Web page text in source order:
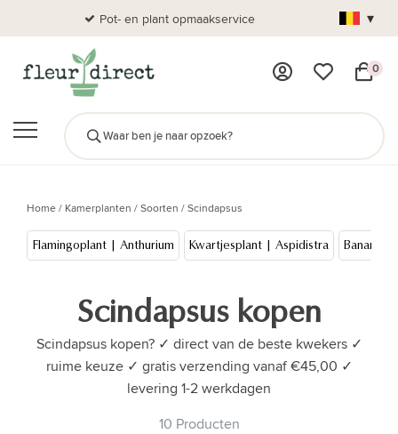
Pot- en plant opmaakservice ▾
0
Home/ Kamerplanten /Soorten /Scindapsus
Flamingoplant | Anthurium Kwartjesplant | Aspidistra
Scindapsus kopen
Scindapsus kopen? ✓ direct van de beste kwekers ✓
ruime keuze ✓ gratis verzending vanaf €45,00 ✓
levering 1-2 werkdagen
10 Producten